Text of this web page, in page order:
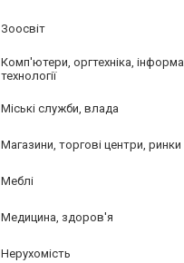
Зоосвіт
Комп'ютери, оргтехніка,
технології
Міські служби, влада
Магазини, торгові центри, ринки
Меблі
Медицина, здоров'я
Нерухомість